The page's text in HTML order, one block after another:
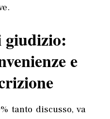
e
tanto discusso, va